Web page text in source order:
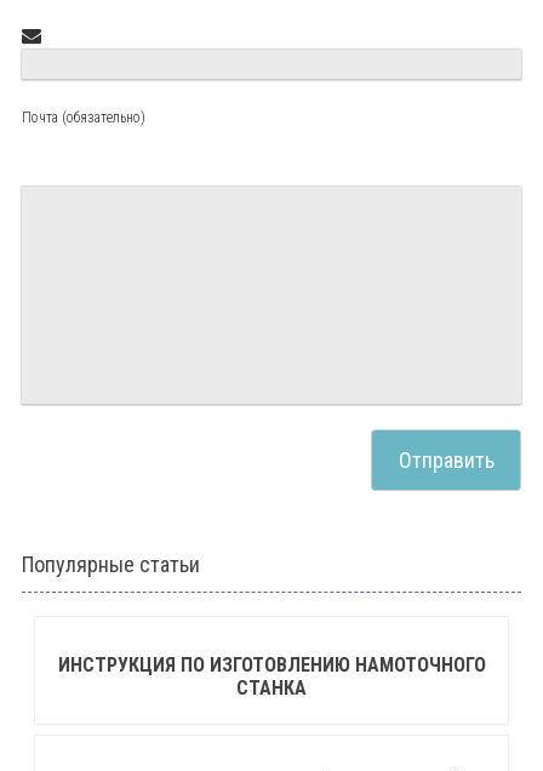
Почта (обязательно)
Популярные статьи
ИНСТРУКЦИЯ ПО ИЗГОТОВЛЕНИЮ НАМОТОЧНОГО
СТАНКА